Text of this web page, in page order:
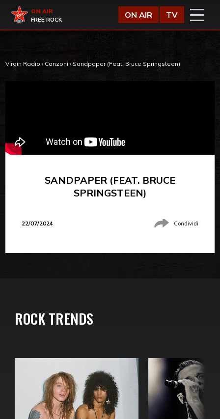
Virgin Radio
ON AIR
FREE ROCK
ON AIR TV
Virgin Radio › Canzoni › Sandpaper (Feat. Bruce Springsteen)
SANDPAPER (FEAT. BRUCE
SPRINGSTEEN)
22/07/2024 Condividi
ROCK TRENDS